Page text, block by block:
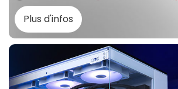
Plus d'infos